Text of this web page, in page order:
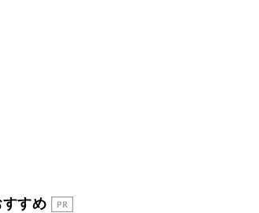
し上げた18年の物語に幕 特装
すすめ